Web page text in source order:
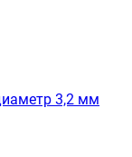
3,2 мм